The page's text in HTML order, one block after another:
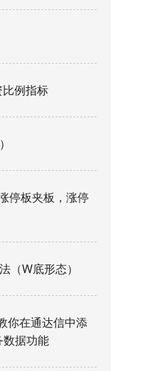
例指标
停板夹板，涨停
W底形态）
你在通达信中添
数据功能